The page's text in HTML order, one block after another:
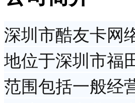
深圳市酷友卡网
地位于深圳市福
范围包括一般经